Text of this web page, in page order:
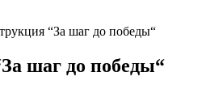
“За шаг до победы“
шаг до победы“